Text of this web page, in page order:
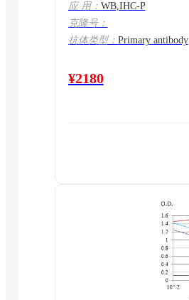
应 用： WB,IHC-P
克隆号：
抗体类型： Primary antibody
¥2180